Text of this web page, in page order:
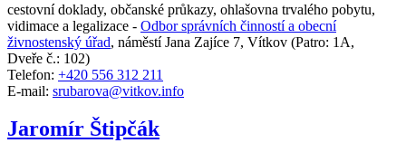
cestovní doklady, občanské průkazy, ohlašovna trvalého pobytu,
vidimace a legalizace - Odbor správních činností a obecní
živnostenský úřad, náměstí Jana Zajíce 7, Vítkov (Patro: 1A,
Dveře č.: 102)
Telefon: +420 556 312 211
E-mail: srubarova@vitkov.info
Jaromír Štipčák